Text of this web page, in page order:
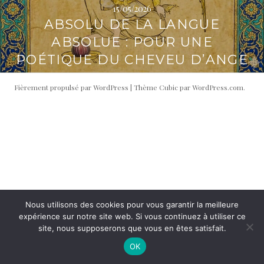
i
p
a
l
t
é
r
a
l
15/05/2026
ABSOLU DE LA LANGUE
ABSOLUE : POUR UNE
POÉTIQUE DU CHEVEU D’ANGE
Fièrement propulsé par WordPress | Thème Cubic parWordPress.com.
Nous utilisons des cookies pour vous garantir la meilleure
expérience sur notre site web. Si vous continuez à utiliser ce
site, nous supposerons que vous en êtes satisfait.
OK